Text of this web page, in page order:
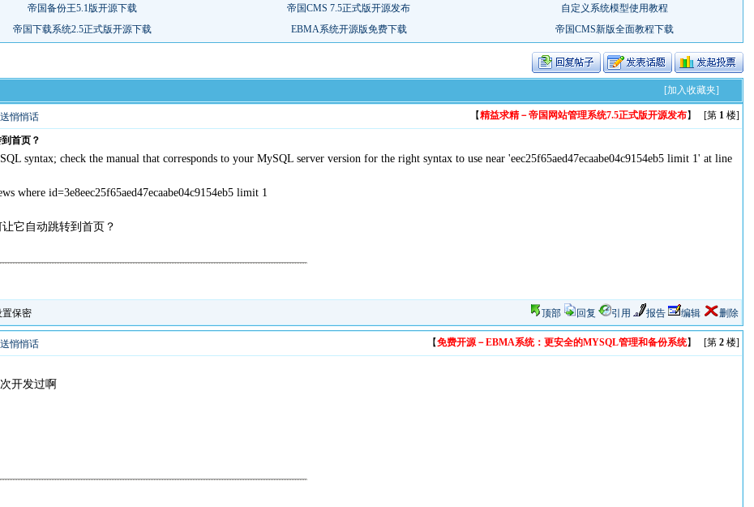
[加入收藏夹]
悄悄话 【精益求精－帝国网站管理系统7.5正式版开源发布】 [第 1楼]
首页？
syntax; check the manual that corresponds to your MySQL server version for the right syntax to use near 'eec25f65aed47ecaabe04c9154eb5 limit 1' at line
where id=3e8eec25f65aed47ecaabe04c9154eb5 limit 1
它自动跳转到首页？
置保密 顶部 回复 引用 报告 编辑 删除
悄悄话 【免费开源－EBMA系统：更安全的MYSQL管理和备份系统】 [第 2楼]
开发过啊